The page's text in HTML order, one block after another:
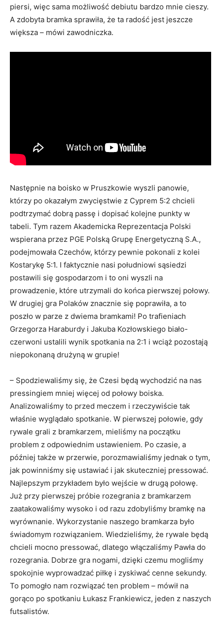
piersi, więc sama możliwość debiutu bardzo mnie cieszy.
A zdobyta bramka sprawiła, że ta radość jest jeszcze
większa – mówi zawodniczka.
Następnie na boisko w Pruszkowie wyszli panowie,
którzy po okazałym zwycięstwie z Cyprem 5:2 chcieli
podtrzymać dobrą passę i dopisać kolejne punkty w
tabeli. Tym razem Akademicka Reprezentacja Polski
wspierana przez PGE Polską Grupę Energetyczną S.A.,
podejmowała Czechów, którzy pewnie pokonali z kolei
Kostarykę 5:1. I faktycznie nasi południowi sąsiedzi
postawili się gospodarzom i to oni wyszli na
prowadzenie, które utrzymali do końca pierwszej połowy.
W drugiej gra Polaków znacznie się poprawiła, a to
poszło w parze z dwiema bramkami! Po trafieniach
Grzegorza Haraburdy i Jakuba Kozłowskiego biało-
czerwoni ustalili wynik spotkania na 2:1 i wciąż pozostają
niepokonaną drużyną w grupie!
– Spodziewaliśmy się, że Czesi będą wychodzić na nas
pressingiem mniej więcej od połowy boiska.
Analizowaliśmy to przed meczem i rzeczywiście tak
właśnie wyglądało spotkanie. W pierwszej połowie, gdy
rywale grali z bramkarzem, mieliśmy na początku
problem z odpowiednim ustawieniem. Po czasie, a
później także w przerwie, porozmawialiśmy jednak o tym,
jak powinniśmy się ustawiać i jak skuteczniej pressować.
Najlepszym przykładem było wejście w drugą połowę.
Już przy pierwszej próbie rozegrania z bramkarzem
zaatakowaliśmy wysoko i od razu zdobyliśmy bramkę na
wyrównanie. Wykorzystanie naszego bramkarza było
świadomym rozwiązaniem. Wiedzieliśmy, że rywale będą
chcieli mocno pressować, dlatego włączaliśmy Pawła do
rozegrania. Dobrze gra nogami, dzięki czemu mogliśmy
spokojnie wyprowadzać piłkę i zyskiwać cenne sekundy.
To pomogło nam rozwiązać ten problem – mówił na
gorąco po spotkaniu Łukasz Frankiewicz, jeden z naszych
futsalistów.